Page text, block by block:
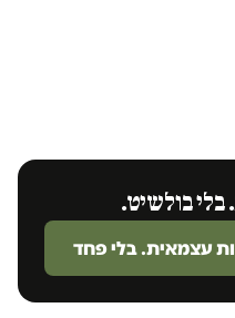
בלי בולשיט.
עצמאית. בלי פחד